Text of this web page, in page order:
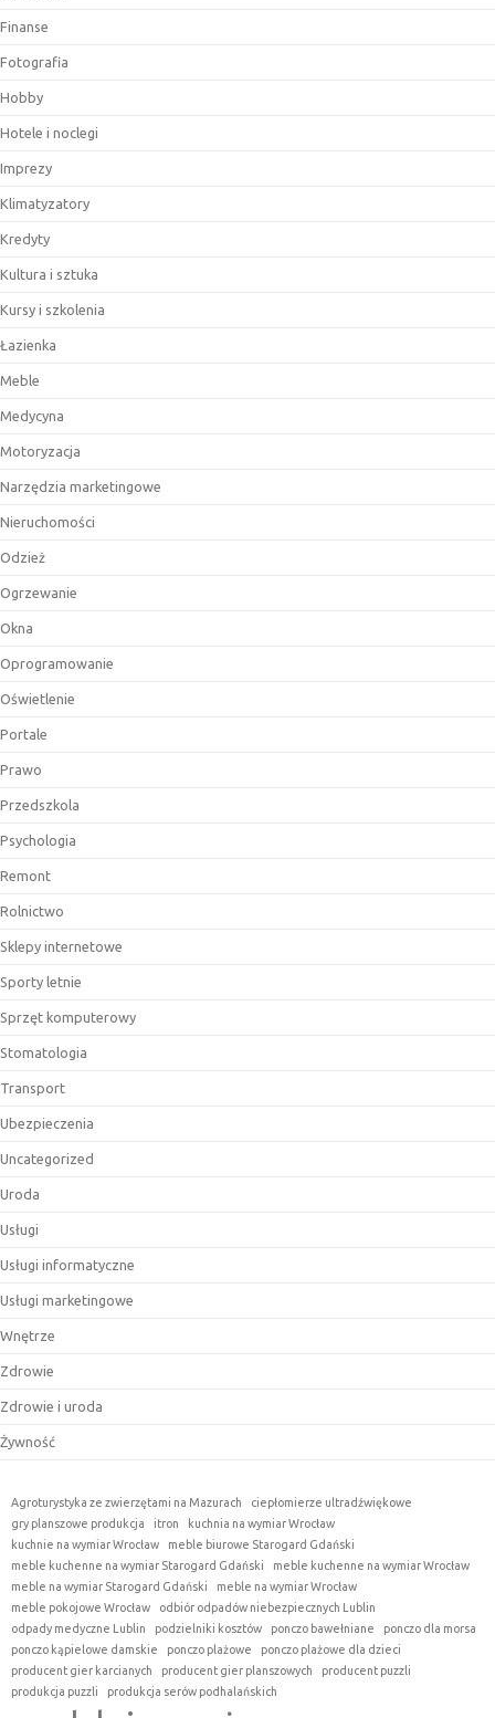
Finanse
Fotografia
Hobby
Hotele i noclegi
Imprezy
Klimatyzatory
Kredyty
Kultura i sztuka
Kursy i szkolenia
Łazienka
Meble
Medycyna
Motoryzacja
Narzędzia marketingowe
Nieruchomości
Odzież
Ogrzewanie
Okna
Oprogramowanie
Oświetlenie
Portale
Prawo
Przedszkola
Psychologia
Remont
Rolnictwo
Sklepy internetowe
Sporty letnie
Sprzęt komputerowy
Stomatologia
Transport
Ubezpieczenia
Uncategorized
Uroda
Usługi
Usługi informatyczne
Usługi marketingowe
Wnętrze
Zdrowie
Zdrowie i uroda
Żywność
Agroturystyka ze zwierzętami na Mazurach
ciepłomierze ultradźwiękowe
gry planszowe produkcja
itron
kuchnia na wymiar Wrocław
kuchnie na wymiar Wrocław
meble biurowe Starogard Gdański
meble kuchenne na wymiar Starogard Gdański
meble kuchenne na wymiar Wrocław
meble na wymiar Starogard Gdański
meble na wymiar Wrocław
meble pokojowe Wrocław
odbiór odpadów niebezpiecznych Lublin
odpady medyczne Lublin
podzielniki kosztów ponczo bawełniane
ponczo dla morsa
ponczo kąpielowe damskie
ponczo plażowe
ponczo plażowe dla dzieci
producent gier karcianych
producent gier planszowych
producent puzzli
produkcja puzzli
produkcja serów podhalańskich